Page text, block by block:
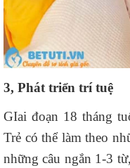
3, Phát triển trí tuệ
GIai đoạn 18 tháng
Trẻ có thể làm theo
những câu ngắn 1-3